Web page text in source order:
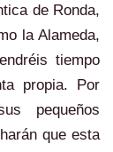
de Ronda,
la Alameda,
tiempo
propia. Por
pequeños
que esta